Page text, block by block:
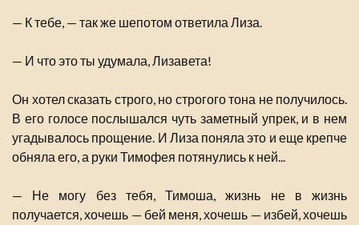
— К тебе, — так же шепотом ответила Лиза.
— И что это ты удумала, Лизавета!
Он хотел сказать строго, но строгого тона не получилось.
В его голосе послышался чуть заметный упрек, и в нем
угадывалось прощение. И Лиза поняла это и еще крепче
обняла его, а руки Тимофея потянулись к ней...
— Не могу без тебя, Тимоша, жизнь не в жизнь
получается, хочешь — бей меня, хочешь — избей, хочешь